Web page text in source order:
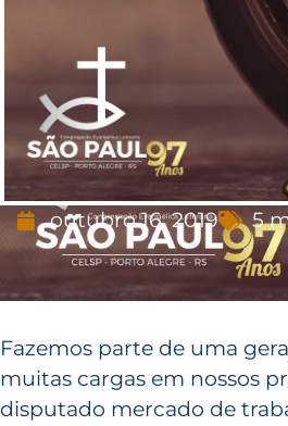
outubro 16, 2019 5
Fazemos parte de uma
muitas cargas em nossos
disputado mercado de